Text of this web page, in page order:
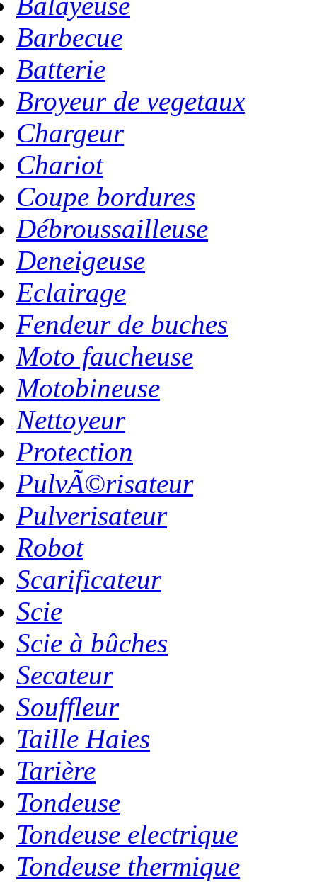
Barbecue
Batterie
Broyeur de vegetaux
Chargeur
Chariot
Coupe bordures
Débroussailleuse
Deneigeuse
Eclairage
Fendeur de buches
Moto faucheuse
Motobineuse
Nettoyeur
Protection
PulvÃ©risateur
Pulverisateur
Robot
Scarificateur
Scie
Scie à bûches
Secateur
Souffleur
Taille Haies
Tarière
Tondeuse
Tondeuse electrique
Tondeuse thermique